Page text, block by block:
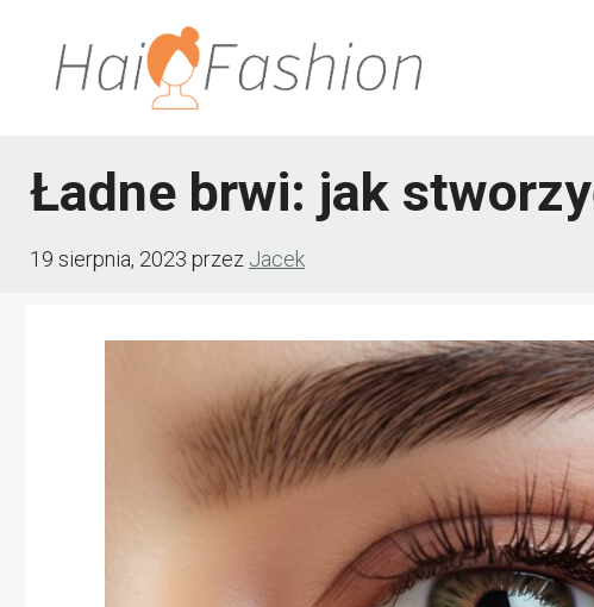
Ładne brwi: jak
19 sierpnia, 2023 przez Jacek